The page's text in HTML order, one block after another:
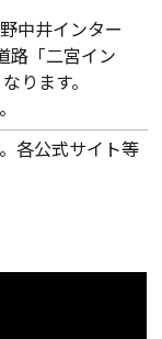
中井インター
路「二宮イン
ります。
各公式サイト等